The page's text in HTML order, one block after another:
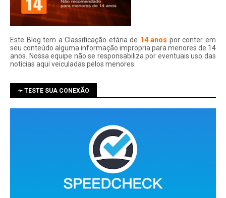
Este Blog tem a Classificação etária de 14 anos por conter em
seu conteúdo alguma informação impropria para menores de 14
anos. Nossa equipe não se responsabiliza por eventuais uso das
notí­cias aqui veiculadas pelos menores.
➛ TESTE SUA CONEXÃO